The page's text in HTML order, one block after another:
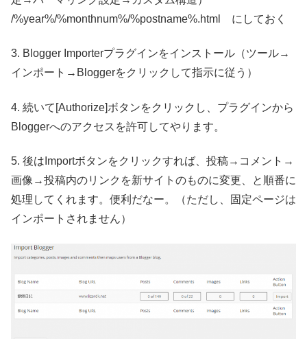
/%year%/%monthnum%/%postname%.html にしておく
3. Blogger Importerプラグインをインストール（ツール→
インポート→Bloggerをクリックして指示に従う）
4. 続いて[Authorize]ボタンをクリックし、プラグインから
Bloggerへのアクセスを許可してやります。
5. 後はImportボタンをクリックすれば、投稿→コメント→
画像→投稿内のリンクを新サイトのものに変更、と順番に
処理してくれます。便利だなー。（ただし、固定ページは
インポートされません）